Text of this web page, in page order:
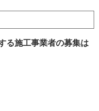
る施工事業者の募集は